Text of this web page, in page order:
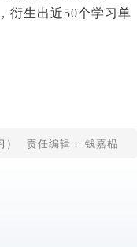
衍生出近50个学习单
） 责任编辑： 钱嘉榀